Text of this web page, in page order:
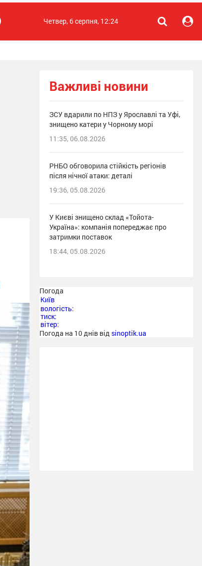
Четвер, 6 серпня, 12:24
Важливі новини
ЗСУ вдарили по НПЗ у Ярославлі та Уфі,
знищено катери у Чорному морі
11:35, 06.08.2026
РНБО обговорила стійкість регіонів
після нічної атаки: деталі
19:36, 05.08.2026
У Києві знищено склад «Тойота-
Україна»: компанія попереджає про
затримки поставок
18:44, 05.08.2026
Погода
Київ
вологість:
тиск:
вітер:
Погода на 10 днів від sinoptik.ua